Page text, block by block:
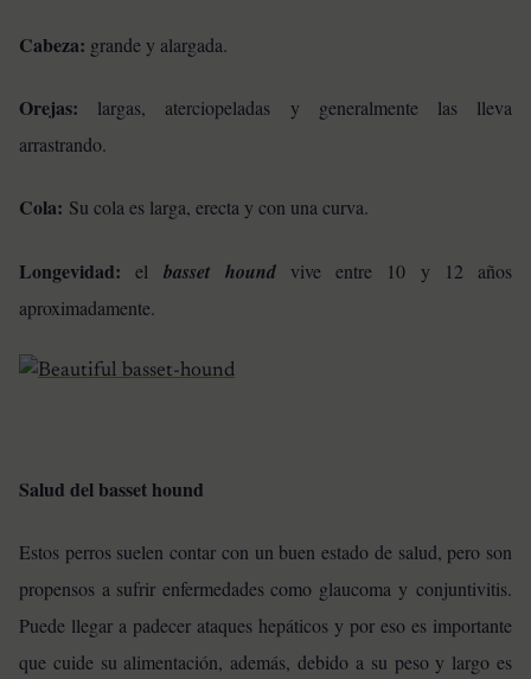
Cabeza: grande y alargada.
Orejas: largas, aterciopeladas y generalmente las lleva
arrastrando.
Cola: Su cola es larga, erecta y con una curva.
Longevidad: elbasset houndvive entre 10 y 12 años
aproximadamente.
Salud del basset hound
Estos perros suelen contar con un buen estado de salud, pero son
propensos a sufrir enfermedades como glaucoma y conjuntivitis.
Puede llegar a padecer ataques hepáticos y por eso es importante
que cuide su alimentación, además, debido a su peso y largo es